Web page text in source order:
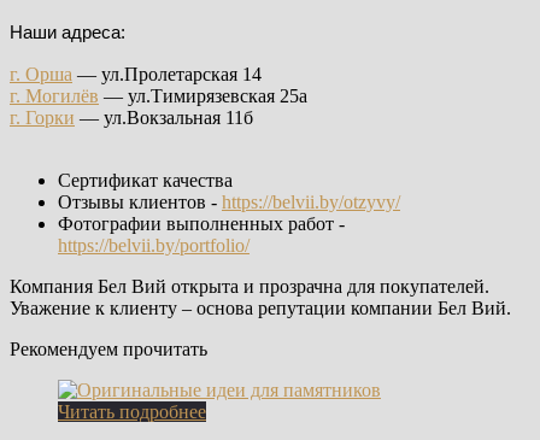
Наши адреса:
г. Орша — ул.Пролетарская 14
г. Могилёв — ул.Тимирязевская 25а
г. Горки — ул.Вокзальная 11б
Сертификат качества
Отзывы клиентов - https://belvii.by/otzyvy/
Фотографии выполненных работ -
https://belvii.by/portfolio/
Компания Бел Вий открыта и прозрачна для покупателей.
Уважение к клиенту – основа репутации компании Бел Вий.
Рекомендуем прочитать
Читать подробнее